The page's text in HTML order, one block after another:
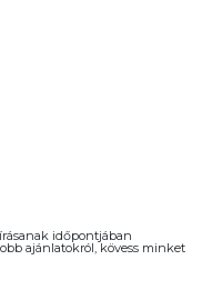
időpontjában
ajánlatokról, kövess minket